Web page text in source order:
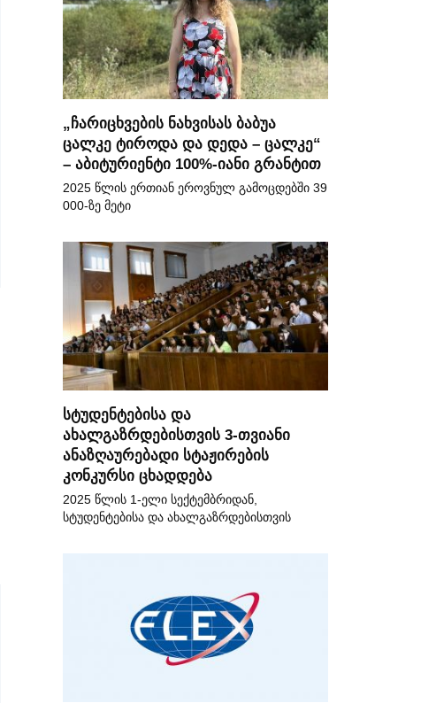
„ჩარიცხვების ნახვისას ბაბუა
ცალკე ტიროდა და დედა – ცალკე“
– აბიტურიენტი 100%-იანი გრანტით
2025 წლის ერთიან ეროვნულ გამოცდებში 39
000-ზე მეტი
სტუდენტებისა და
ახალგაზრდებისთვის 3-თვიანი
ანაზღაურებადი სტაჟირების
კონკურსი ცხადდება
2025 წლის 1-ელი სექტემბრიდან,
სტუდენტებისა და ახალგაზრდებისთვის